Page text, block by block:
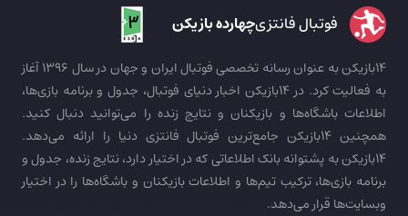
فوتبال فانتزیچهارده بازیکن
14بازیکن به عنوان رسانه تخصصی فوتبال ایران و جهان در سال 1396 آغاز
به فعالیت کرد. در 14بازیکن اخبار دنیای فوتبال، جدول و برنامه بازی‌ها،
اطلاعات باشگاه‌ها و بازیکنان و نتایج زنده را می‌توانید دنبال کنید.
همچنین 14بازیکن جامع‌ترین فوتبال فانتزی دنیا را ارائه می‌دهد.
14بازیکن به پشتوانه بانک اطلاعاتی که در اختیار دارد، نتایج زنده، جدول و
برنامه بازی‌ها، ترکیب تیم‌ها و اطلاعات بازیکنان و باشگاه‌ها را در اختیار
وبسایت‌ها قرار می‌دهد.